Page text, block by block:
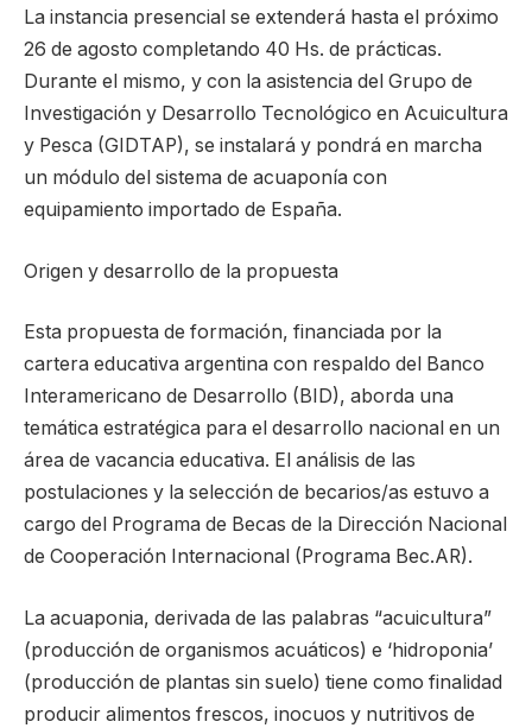
La instancia presencial se extenderá hasta el próximo
26 de agosto completando 40 Hs. de prácticas.
Durante el mismo, y con la asistencia del Grupo de
Investigación y Desarrollo Tecnológico en Acuicultura
y Pesca (GIDTAP), se instalará y pondrá en marcha
un módulo del sistema de acuaponía con
equipamiento importado de España.
Origen y desarrollo de la propuesta
Esta propuesta de formación, financiada por la
cartera educativa argentina con respaldo del Banco
Interamericano de Desarrollo (BID), aborda una
temática estratégica para el desarrollo nacional en un
área de vacancia educativa. El análisis de las
postulaciones y la selección de becarios/as estuvo a
cargo del Programa de Becas de la Dirección Nacional
de Cooperación Internacional (Programa Bec.AR).
La acuaponia, derivada de las palabras “acuicultura”
(producción de organismos acuáticos) e ‘hidroponia’
(producción de plantas sin suelo) tiene como finalidad
producir alimentos frescos, inocuos y nutritivos de